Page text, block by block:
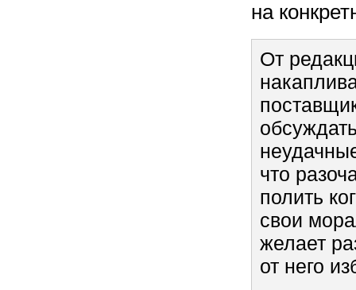
на
От
что
полить
свои
желает
от него